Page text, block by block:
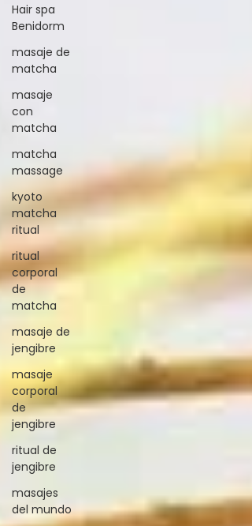
Hair spa
Benidorm
masaje de
matcha
masaje
con
matcha
matcha
massage
kyoto
matcha
ritual
ritual
corporal
de
matcha
masaje de
jengibre
masaje
corporal
de
jengibre
ritual de
jengibre
masajes
del mundo